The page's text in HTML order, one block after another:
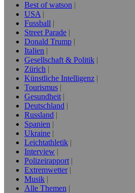
Best of watson
USA
Fussball
Street Parade
Donald Trump
Italien
Gesellschaft & Politik
Zürich
Künstliche Intelligenz
Tourismus
Gesundheit
Deutschland
Russland
Spanien
Ukraine
Leichtathletik
Interview
Polizeirapport
Extremwetter
Musik
Alle Themen